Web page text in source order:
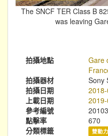
The SNCF TER Class B
was leaving
拍攝地點
Gare
拍攝器材
Sony
拍攝日期
上載日期
參考編號
點擊率
670
分類標籤
雙動